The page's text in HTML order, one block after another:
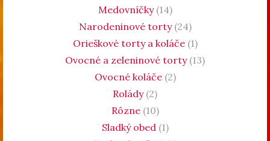
Medovníčky(14)
Narodeninové torty(24)
Orieškové torty a koláče(1)
Ovocné a zeleninové torty(13)
Ovocné koláče(2)
Rolády(2)
Rôzne(10)
Sladký obed(1)